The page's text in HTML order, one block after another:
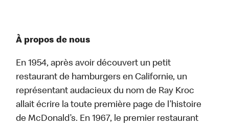
À propos de nous
En 1954, après avoir découvert un petit
restaurant de hamburgers en Californie, un
représentant audacieux du nom de Ray Kroc
allait écrire la toute première page de l’histoire
de McDonald’s. En 1967, le premier restaurant